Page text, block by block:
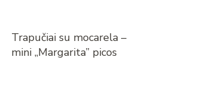
Trapučiai su mocarela –
mini „Margarita” picos